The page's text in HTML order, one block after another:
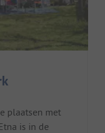
plaatsen met
is in de